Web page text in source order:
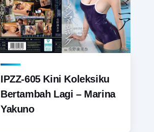
IPZZ-605 Kini Koleksiku
Bertambah Lagi – Marina
Yakuno